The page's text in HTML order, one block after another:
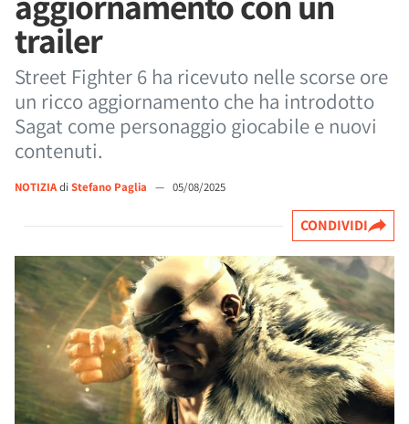
trailer
Street Fighter 6 ha ricevuto nelle scorse ore
un ricco aggiornamento che ha introdotto
Sagat come personaggio giocabile e nuovi
contenuti.
NOTIZIAdi Stefano Paglia — 05/08/2025
CONDIVIDI